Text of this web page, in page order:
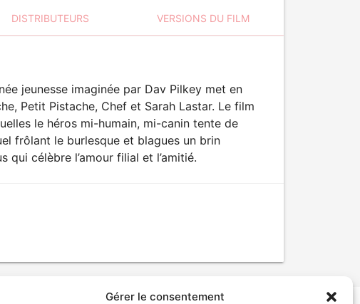
Gérer le consentement
DISTRIBUTEURS VERSIONS DU FILM
jeunesse imaginée par Dav Pilkey met en
Petit Pistache, Chef et Sarah Lastar. Le film
le héros mi-humain, mi-canin tente de
frôlant le burlesque et blagues un brin
qui célèbre l’amour filial et l’amitié.